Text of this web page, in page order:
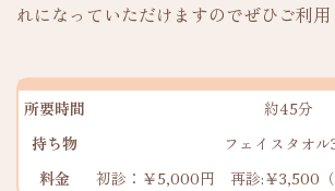
れになっていただけますのでぜひご利用
所要時間
約45分
持ち物
フェイスタオル
料金
初診：￥5,000円 再診:￥3,500（